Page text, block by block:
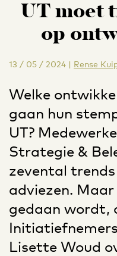
UT moet
op
13 / 05 / 2024 | Rense
Welke
gaan hun
UT?
Strategie &
zevental
adviezen.
gedaan wordt,
Lisette Woud